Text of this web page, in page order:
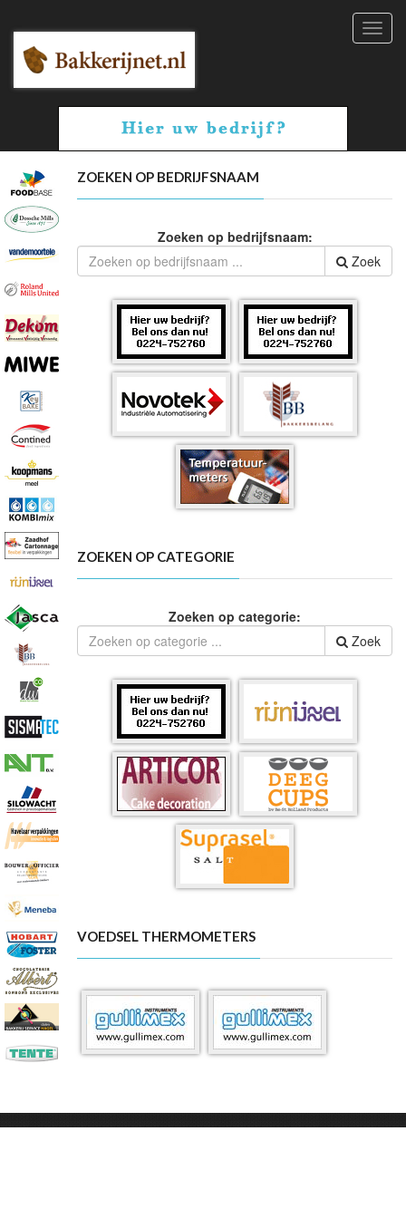
ZOEKEN OP BEDRIJFSNAAM
Zoeken op bedrijfsnaam:
Zoek
ZOEKEN OP CATEGORIE
Zoeken op categorie:
Zoek
VOEDSEL THERMOMETERS